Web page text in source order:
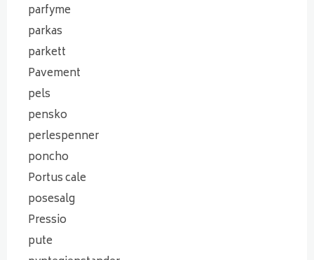
parfyme
parkas
parkett
Pavement
pels
pensko
perlespenner
poncho
Portus cale
posesalg
Pressio
pute